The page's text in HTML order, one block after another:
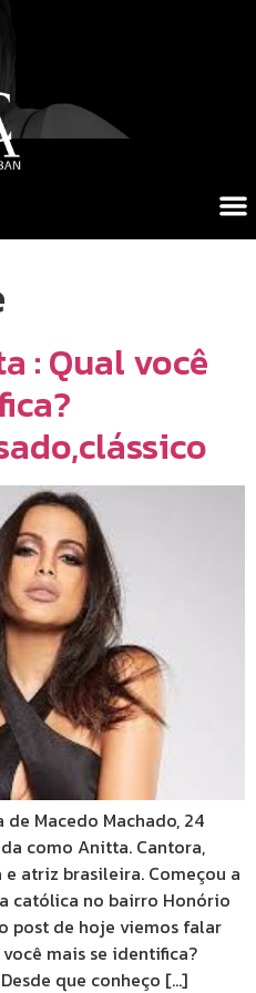
: Qual você
Macedo Machado, 24
como Anitta. Cantora,
atriz brasileira. Começou a
católica no bairro Honório
post de hoje viemos falar
mais se identifica?
que conheço […]